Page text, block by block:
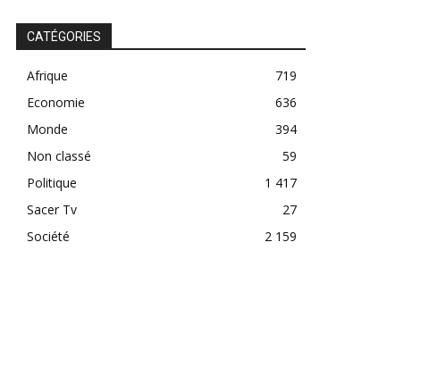
CATÉGORIES
Afrique
719
Economie
636
Monde
394
Non classé
59
Politique
1 417
Sacer Tv
27
Société
2 159